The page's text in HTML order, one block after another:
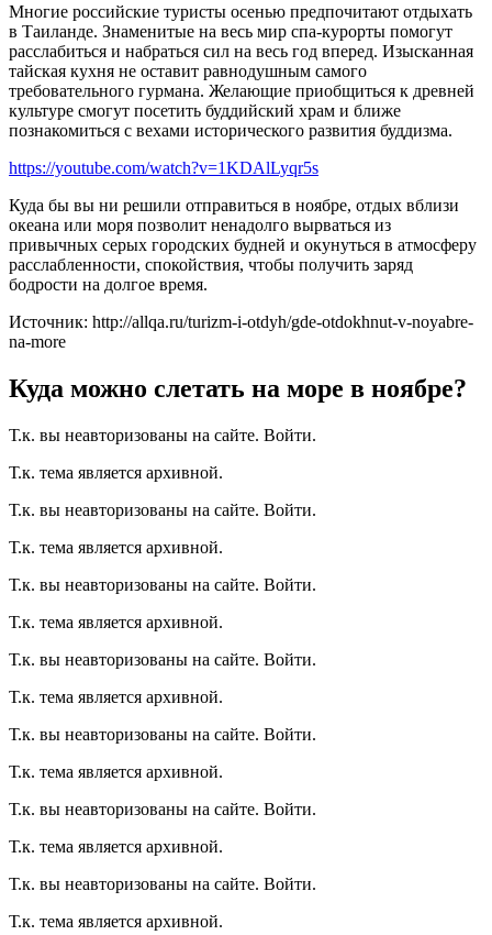
Многие российские туристы осенью предпочитают отдыхать
в Таиланде. Знаменитые на весь мир спа-курорты помогут
расслабиться и набраться сил на весь год вперед. Изысканная
тайская кухня не оставит равнодушным самого
требовательного гурмана. Желающие приобщиться к древней
культуре смогут посетить буддийский храм и ближе
познакомиться с вехами исторического развития буддизма.
https://youtube.com/watch?v=1KDAlLyqr5s
Куда бы вы ни решили отправиться в ноябре, отдых вблизи
океана или моря позволит ненадолго вырваться из
привычных серых городских будней и окунуться в атмосферу
расслабленности, спокойствия, чтобы получить заряд
бодрости на долгое время.
Источник: http://allqa.ru/turizm-i-otdyh/gde-otdokhnut-v-noyabre-
na-more
Куда можно слетать на море в ноябре?
Т.к. вы неавторизованы на сайте. Войти.
Т.к. тема является архивной.
Т.к. вы неавторизованы на сайте. Войти.
Т.к. тема является архивной.
Т.к. вы неавторизованы на сайте. Войти.
Т.к. тема является архивной.
Т.к. вы неавторизованы на сайте. Войти.
Т.к. тема является архивной.
Т.к. вы неавторизованы на сайте. Войти.
Т.к. тема является архивной.
Т.к. вы неавторизованы на сайте. Войти.
Т.к. тема является архивной.
Т.к. вы неавторизованы на сайте. Войти.
Т.к. тема является архивной.